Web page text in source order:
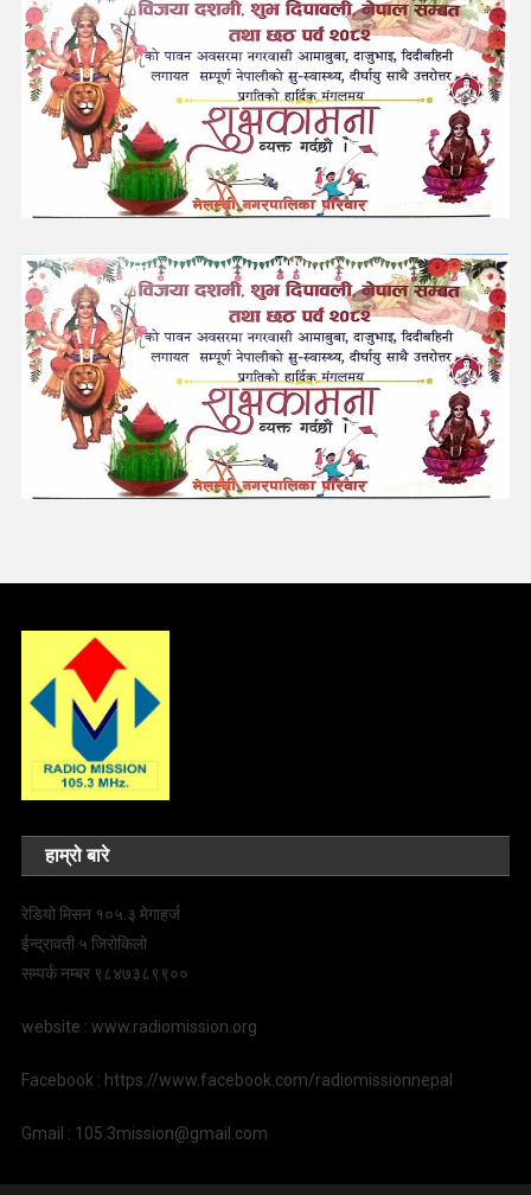
हाम्रो बारे
रेडियो मिसन १०५.३ मेगाहर्ज
ईन्द्रावती ५ जिरोकिलो
सम्पर्क नम्बर ९८४७३८९९००
website : www.radiomission.org
Facebook : https://www.facebook.com/radiomissionnepal
Gmail : 105.3mission@gmail.com